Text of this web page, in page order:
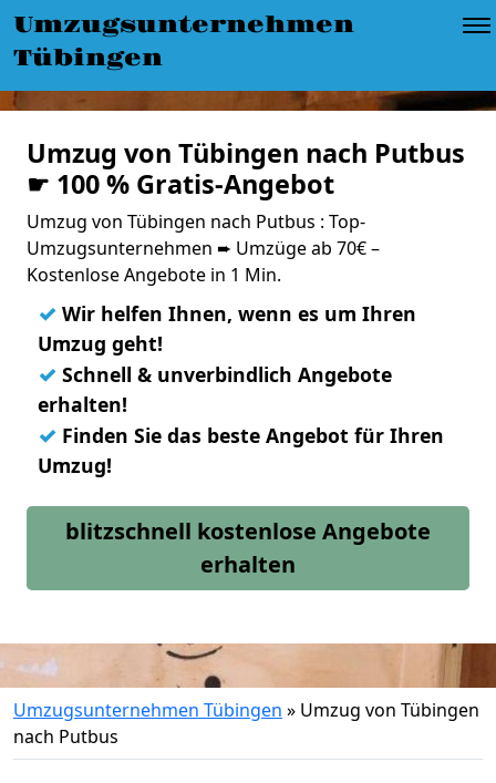
Umzugsunternehmen
Tübingen
Umzug von Tübingen nach Putbus
☛ 100 % Gratis-Angebot
Umzug von Tübingen nach Putbus : Top-
Umzugsunternehmen ➨ Umzüge ab 70€ –
Kostenlose Angebote in 1 Min.
✓ Wir helfen Ihnen, wenn es um Ihren
Umzug geht!
✓ Schnell & unverbindlich Angebote
erhalten!
✓ Finden Sie das beste Angebot für Ihren
Umzug!
blitzschnell kostenlose Angebote
erhalten
Umzugsunternehmen Tübingen » Umzug von Tübingen
nach Putbus